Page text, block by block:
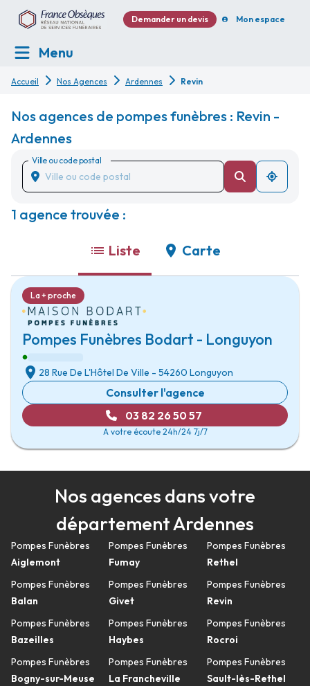
Demander un devis Mon espace
Menu
Accueil Nos Agences Ardennes Revin
Nos agences de pompes funèbres : Revin -
Ardennes
Ville ou code postal
1 agence trouvée :
Liste Carte
Pompes Funèbres Bodart - Longuyon
La + proche
28 Rue De L'Hôtel De Ville - 54260 Longuyon
Consulter l'agence
03 82 26 50 57
A votre écoute 24h/24 7j/7
Nos agences dans votre
département Ardennes
Pompes Funèbres
Aiglemont
Pompes Funèbres
Balan
Pompes Funèbres
Bazeilles
Pompes Funèbres
Bogny-sur-Meuse
Pompes Funèbres
Fumay
Pompes Funèbres
Givet
Pompes Funèbres
Haybes
Pompes Funèbres
La Francheville
Pompes Funèbres
Rethel
Pompes Funèbres
Revin
Pompes Funèbres
Rocroi
Pompes Funèbres
Sault-lès-Rethel